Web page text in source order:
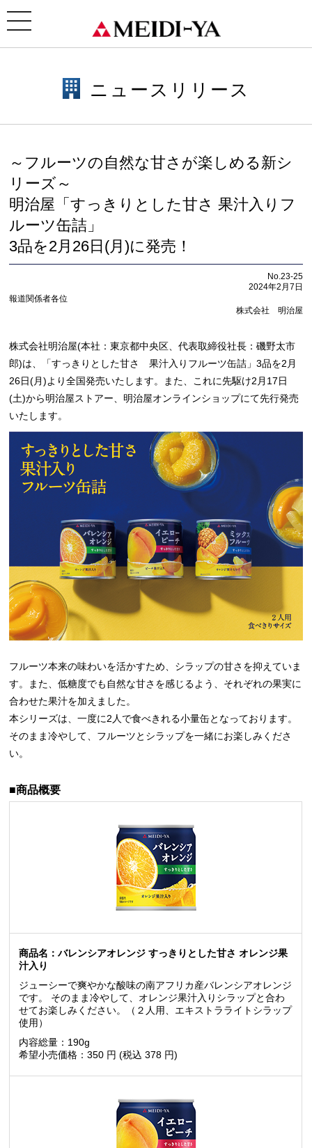
toggle
navigation
した甘さ 果汁入りフルーツ缶詰」3品を2月26日(月)に発売！
ニュースリリース
～フルーツの自然な甘さが楽しめる新シ
リーズ～
明治屋「すっきりとした甘さ 果汁入りフ
ルーツ缶詰」
3品を2月26日(月)に発売！
No.23-25
2024年2月7日
報道関係者各位
株式会社 明治屋
株式会社明治屋(本社：東京都中央区、代表取締役社長：磯野太市
郎)は、「すっきりとした甘さ 果汁入りフルーツ缶詰」3品を2月
26日(月)より全国発売いたします。また、これに先駆け2月17日
(土)から明治屋ストアー、明治屋オンラインショップにて先行発売
いたします。
フルーツ本来の味わいを活かすため、シラップの甘さを抑えていま
す。また、低糖度でも自然な甘さを感じるよう、 それぞれの果実に
合わせた果汁を加えました。
本シリーズは、一度に2人で食べきれる小量缶となっております。
そのまま冷やして、フルーツとシラップを一緒にお楽しみくださ
い。
■商品概要
商品名：バレンシアオレンジ すっきりとした甘さ オレンジ果
汁入り
ジューシーで爽やかな酸味の南アフリカ産バレンシアオレンジ
です。
そのまま冷やして、オレンジ果汁入りシラップと合わ
せてお楽しみください。（２人用、エキストラライトシラップ
使用）
内容総量：190g
希望小売価格：350 円 (税込 378 円)